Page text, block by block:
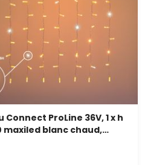
Connect ProLine 36V, 1 x h
maxiled blanc chaud,